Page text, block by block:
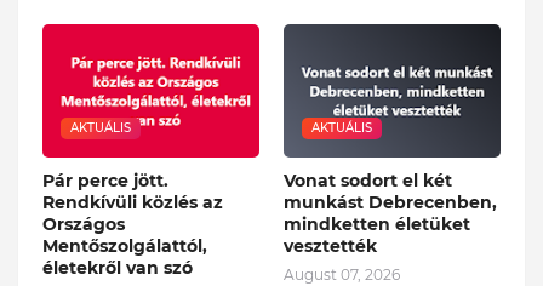
AKTUÁLIS
Pár perce jött.
Rendkívüli közlés az
Országos
Mentőszolgálattól,
életekről van szó
AKTUÁLIS
Vonat sodort el két
munkást Debrecenben,
mindketten életüket
vesztették
August 07, 2026